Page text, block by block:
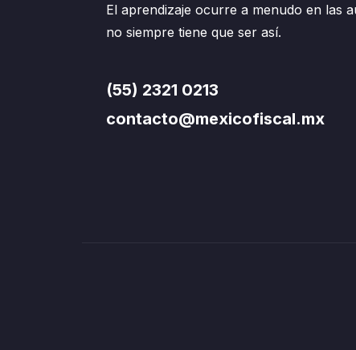
El aprendizaje ocurre a menudo en las
no siempre tiene que ser así.
(55) 2321 0213
contacto@mexicofiscal.mx